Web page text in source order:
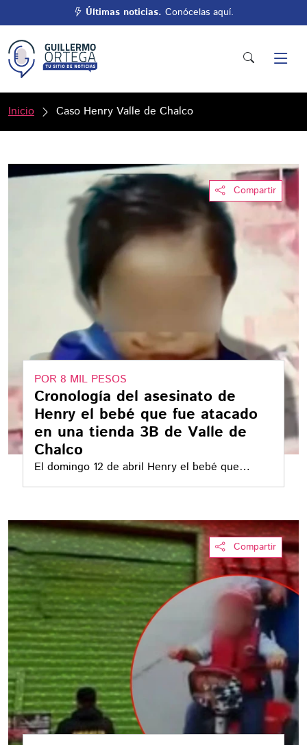
Últimas noticias. Conócelas aquí.
Inicio Caso Henry Valle de Chalco
Compartir
POR 8 MIL PESOS
Cronología del asesinato de
Henry el bebé que fue atacado
en una tienda 3B de Valle de
Chalco
El domingo 12 de abril Henry el bebé que
resultó herido en Valle de Chalco por disturbios
Compartir